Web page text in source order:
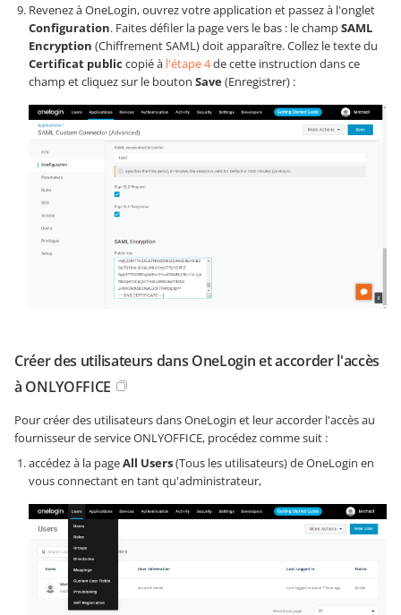
Revenez à OneLogin, ouvrez votre application et passez à l'onglet
Configuration. Faites défiler la page vers le bas : le champSAML
Encryption (Chiffrement SAML) doit apparaître. Collez le texte du
Certificat public copié à l'étape 4de cette instruction dans ce
champ et cliquez sur le bouton Save(Enregistrer) :
Créer des utilisateurs dans OneLogin et accorder l'accès
à ONLYOFFICE
Pour créer des utilisateurs dans OneLogin et leur accorder l'accès au
fournisseur de service ONLYOFFICE, procédez comme suit :
accédez à la pageAll Users(Tous les utilisateurs) de OneLogin en
vous connectant en tant qu'administrateur,